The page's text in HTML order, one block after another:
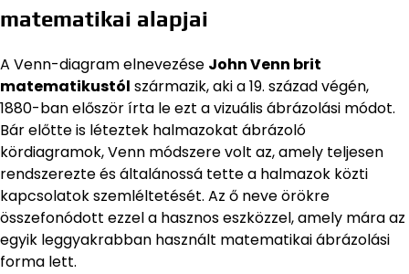
matematikai alapjai
A Venn-diagram elnevezése John Venn brit
matematikustól származik, aki a 19. század végén,
1880-ban először írta le ezt a vizuális ábrázolási módot.
Bár előtte is léteztek halmazokat ábrázoló
kördiagramok, Venn módszere volt az, amely teljesen
rendszerezte és általánossá tette a halmazok közti
kapcsolatok szemléltetését. Az ő neve örökre
összefonódott ezzel a hasznos eszközzel, amely mára az
egyik leggyakrabban használt matematikai ábrázolási
forma lett.